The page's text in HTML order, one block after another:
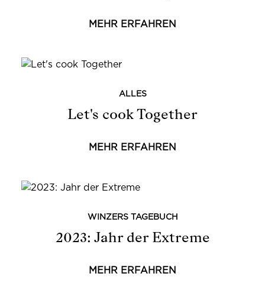
MEHR ERFAHREN
ALLES
Let's cook Together
MEHR ERFAHREN
WINZERS TAGEBUCH
2023: Jahr der Extreme
MEHR ERFAHREN